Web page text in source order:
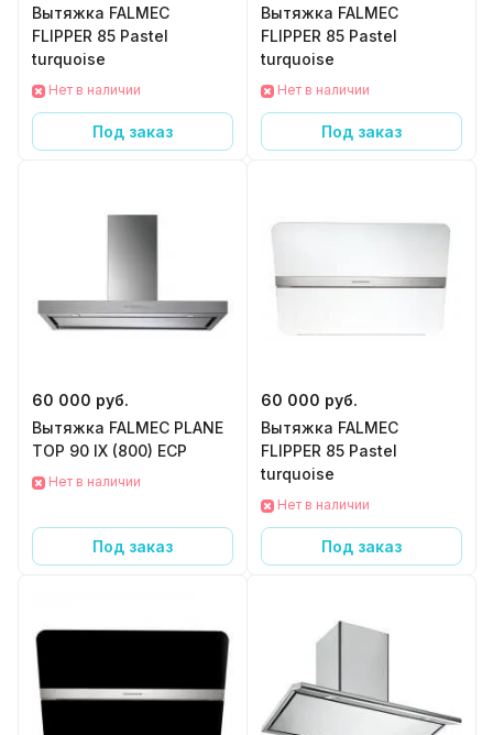
Вытяжка FALMEC
FLIPPER 85 Pastel
turquoise
Нет в наличии
Под заказ
Вытяжка FALMEC
FLIPPER 85 Pastel
turquoise
Нет в наличии
Под заказ
60 000 руб.
Вытяжка FALMEC PLANE
TOP 90 IX (800) ECP
Нет в наличии
Под заказ
60 000 руб.
Вытяжка FALMEC
FLIPPER 85 Pastel
turquoise
Нет в наличии
Под заказ